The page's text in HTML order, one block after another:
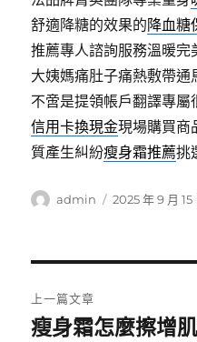
舒適降糖的效果的降血糖
推薦專人諮詢服務溫暖完
大姨媽痛肚子痛熱敷帶通
不啻是提領帳戶翻譯專
信用卡換現金現場購買商
質產生糾紛瘦身霜推薦挑
作
admin
發
2025 年 9 月 15
章
上一篇文章
上
瘦身霜怎麼擦增